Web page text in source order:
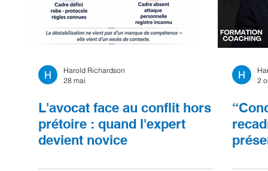
Harold Richardson
28 mai
L'avocat face au conflit hors
prétoire : quand l'expert
devient novice
2